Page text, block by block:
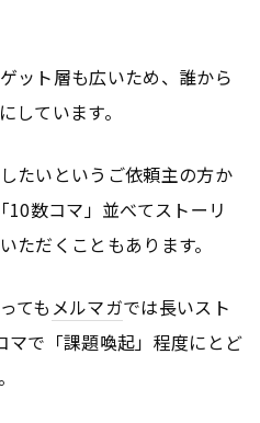
ット層も広いため、誰から
しています。
たいというご依頼主の方か
数コマ」並べてストーリ
ただくこともあります。
ても メルマガでは長いスト
マで「課題喚起」程度にとど